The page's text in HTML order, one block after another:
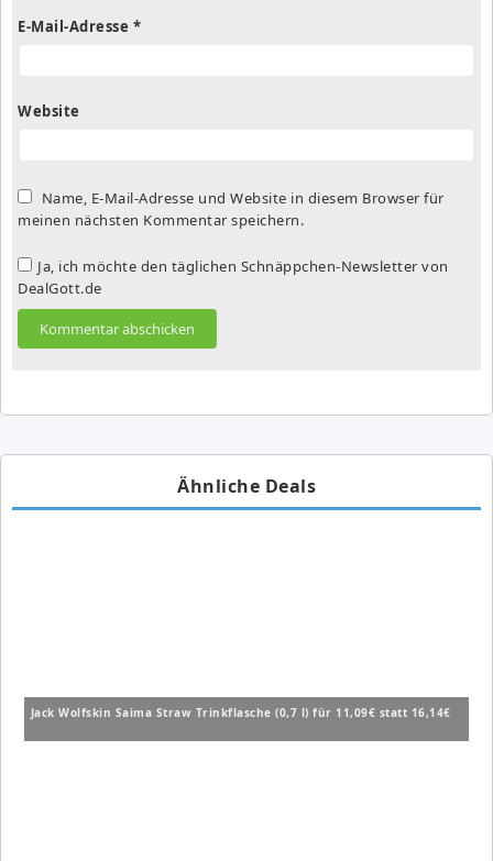
E-Mail-Adresse *
Website
Name, E-Mail-Adresse und Website in diesem Browser für
meinen nächsten Kommentar speichern.
Ja, ich möchte den täglichen Schnäppchen-Newsletter von
DealGott.de
Ähnliche Deals
Jack Wolfskin Saima Straw Trinkflasche (0,7 l) für 11,09€ statt 16,14€